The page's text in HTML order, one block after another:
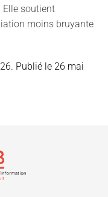
Elle soutient
moins bruyante
Publié le 26 mai